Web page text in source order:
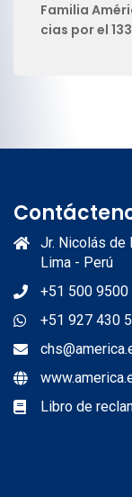
Familia
cias por el
Jr. Nicolás de
Lima - Perú
+51 500 9500
+51 927 430
Libro de